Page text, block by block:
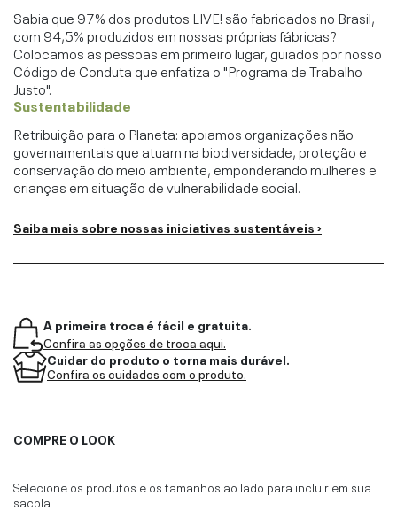
Sabia que 97% dos produtos LIVE! são fabricados no Brasil,
com 94,5% produzidos em nossas próprias fábricas?
Colocamos as pessoas em primeiro lugar, guiados por nosso
Código de Conduta que enfatiza o "Programa de Trabalho
Justo".
Sustentabilidade
Retribuição para o Planeta: apoiamos organizações não
governamentais que atuam na biodiversidade, proteção e
conservação do meio ambiente, emponderando mulheres e
crianças em situação de vulnerabilidade social.
Saiba mais sobre nossas iniciativas sustentáveis ›
A primeira troca é fácil e gratuita.
Confira as opções de troca aqui.
Cuidar do produto o torna mais durável.
Confira os cuidados com o produto.
COMPRE O LOOK
Selecione os produtos e os tamanhos ao lado para incluir em sua
sacola.